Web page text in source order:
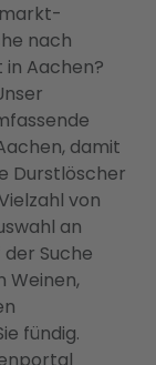
nach
Aachen?
damit
Durstlöscher
von
an
Suche
Weinen,
fündig.